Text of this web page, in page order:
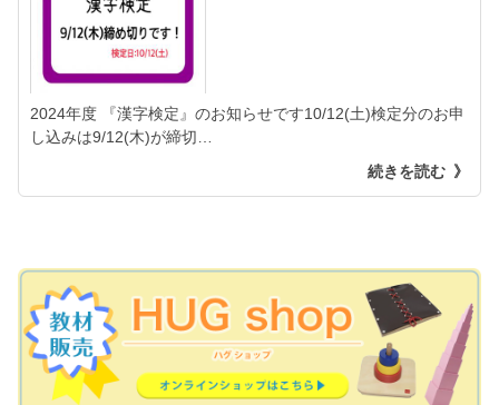
2024年度 『漢字検定』のお知らせです10/12(土)検定分のお申
し込みは9/12(木)が締切…
続きを読む